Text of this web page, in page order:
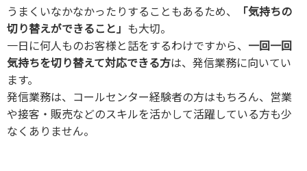
うまくいなかなかったりすることもあるため、
「気持ちの
切り替えができること」 も大切。
一日に何人ものお客様と話をするわけですから、 一回一回
気持ちを切り替えて対応できる方は、発信業務に向いてい
ます。
発信業務は、コールセンター経験者の方はもちろん、営業
や接客・販売などのスキルを活かして活躍している方も少
なくありません。